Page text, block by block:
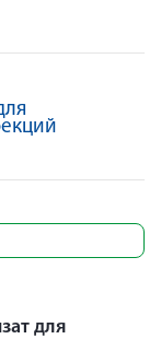
для